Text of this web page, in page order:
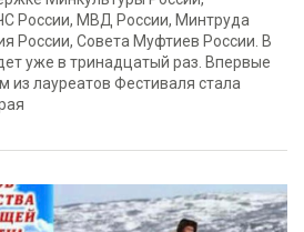
России, МВД России, Минтруда
России, Совета Муфтиев России. В
уже в тринадцатый раз. Впервые
лауреатов Фестиваля стала